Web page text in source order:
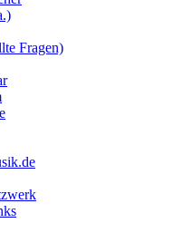
Fragen)